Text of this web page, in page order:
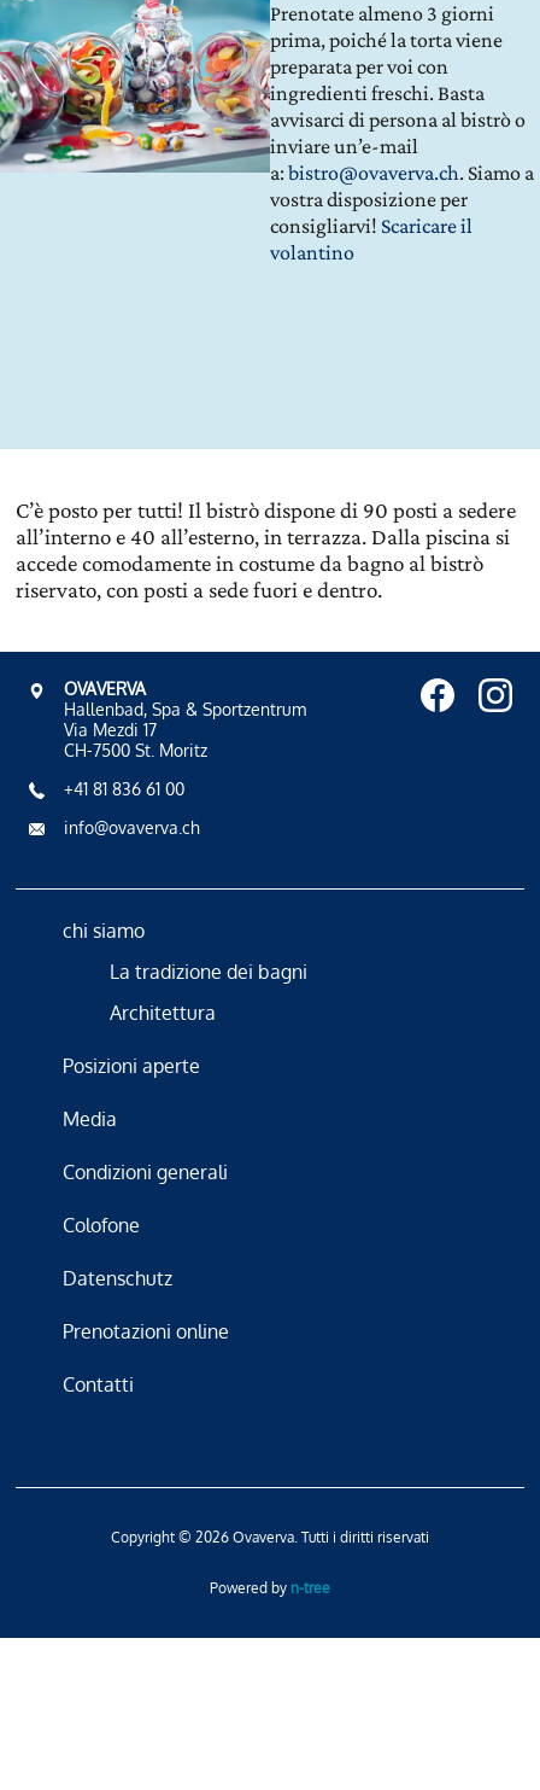
Prenotate almeno 3 giorni
prima, poiché la torta viene
preparata per voi con
ingredienti freschi. Basta
avvisarci di persona al bistrò o
inviare un’e-mail
a:bistro@ovaverva.ch. Siamo a
vostra disposizione per
consigliarvi! Scaricare il
volantino
C’è posto per tutti! Il bistrò dispone di 90 posti a sedere
all’interno e 40 all’esterno, in terrazza. Dalla piscina si
accede comodamente in costume da bagno al bistrò
riservato, con posti a sede fuori e dentro.
OVAVERVA
Hallenbad, Spa & Sportzentrum
Via Mezdi 17
CH-7500 St. Moritz
+41 81 836 61 00
info@ovaverva.ch
chi siamo
La tradizione dei bagni
Architettura
Posizioni aperte
Media
Condizioni generali
Colofone
Datenschutz
Prenotazioni online
Contatti
Copyright © 2026 Ovaverva. Tutti i diritti riservati
Powered by n-tree